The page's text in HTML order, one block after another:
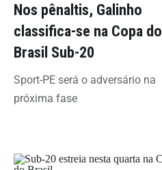
Nos pênaltis, Galinho
classifica-se na Copa do
Brasil Sub-20
Sport-PE será o adversário na
próxima fase